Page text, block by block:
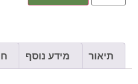
תיאור מידע נוסף